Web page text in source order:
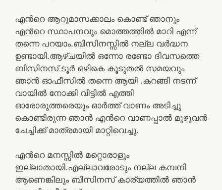
എൻറെ ആറുമാസക്കാലം കൊണ്ട് ഞാനും
എൻറെ സ്ഥാപനവും മൊത്തത്തിൽ മാറി എന്ന്
തന്നെ പറയാം.ബിസിനസ്സിൽ നല്ല വർദ്ധന
ഉണ്ടായി.ആഴ്ചയിൽ ഒന്നോ രണ്ടോ ദിവസത്തെ
ബിസിനസ് ടൂർ ഒഴികെ കൂടുതൽ സമയവും
ഞാൻ ഓഫീസിൽ തന്നെ ആയി .കറങ്ങി നടന്ന്
വായിൽ നോക്കി വീട്ടിൽ എത്തി
ഓരോരുത്തരെയും ഓർത്ത് വാണം അടിച്ചു
കൊണ്ടിരുന്ന ഞാൻ എൻറെ വാണപ്പാൽ മുഴുവൻ
ചേച്ചിക്ക് മാത്രമായി മാറ്റിവെച്ചു.
എൻറെ മനസ്സിൽ മറ്റൊരാളും
ഇല്ലാതായി.എല്ലാവരോടും നല്ല കമ്പനി
ആണെങ്കിലും ബിസിനസ് കാര്യത്തിൽ ഞാൻ